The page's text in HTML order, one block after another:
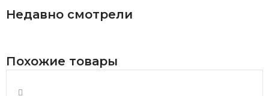
Недавно смотрели
Похожие товары